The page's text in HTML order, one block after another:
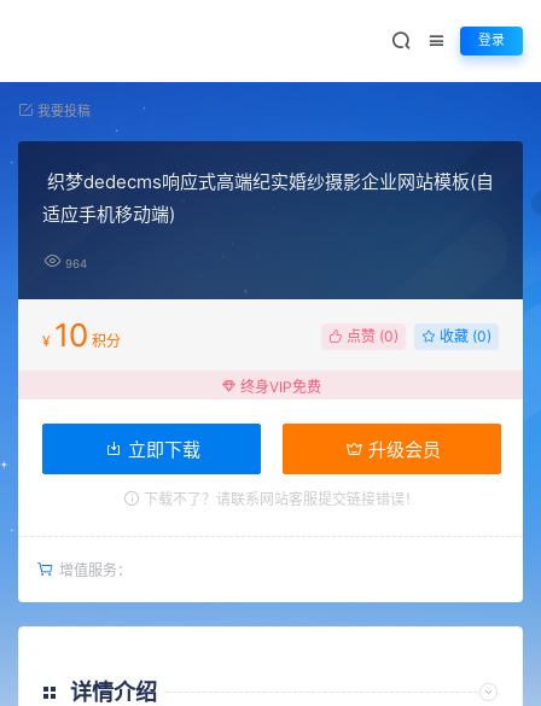
登录
我要投稿
织梦dedecms响应式高端纪实婚纱摄影企业网站模板(自
适应手机移动端)
964
¥ 10 积分 点赞 (0) 收藏 (0)
终身VIP免费
立即下载 升级会员
下载不了？请联系网站客服提交链接错误！
增值服务：
详情介绍